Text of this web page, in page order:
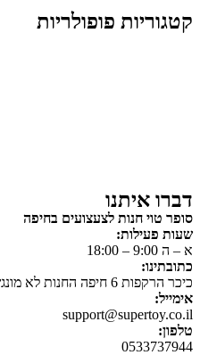
קטגוריות פופולריות
דברו איתנו
סופר טוי חנות לצעצועים בחיפה
שעות פעילות:
א – ה 9:00 – 18:00
כתובתינו:
כיכר הרקפות 6 חיפה החנות לא מונגשת
אימייל:
support@supertoy.co.il
טלפון:
0533737944